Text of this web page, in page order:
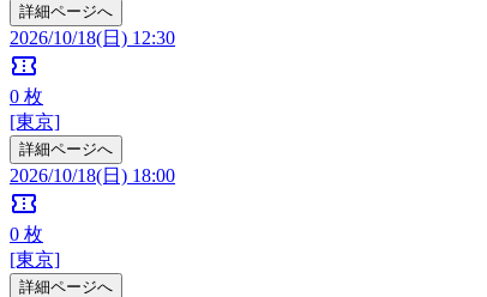
詳細ページへ
2026/10/18(日) 12:30
confirmation_number
0 枚
[東京]
詳細ページへ
2026/10/18(日) 18:00
confirmation_number
0 枚
[東京]
詳細ページへ